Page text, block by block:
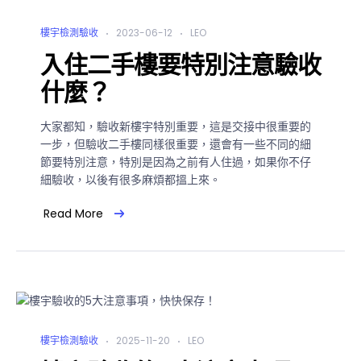
樓宇檢測驗收 2023-06-12 LEO
入住二手樓要特別注意驗收
什麼？
大家都知，驗收新樓宇特別重要，這是交接中很重要的
一步，但驗收二手樓同樣很重要，還會有一些不同的細
節要特別注意，特別是因為之前有人住過，如果你不仔
細驗收，以後有很多麻煩都搵上來。
Read More
樓宇檢測驗收 2025-11-20 LEO